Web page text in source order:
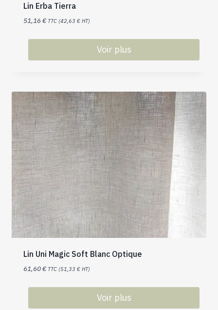
Lin Erba Tierra
51,16 € TTC (42,63 € HT)
Voir plus
Lin Uni Magic Soft Blanc Optique
61,60€ TTC (51,33 € HT)
Voir plus